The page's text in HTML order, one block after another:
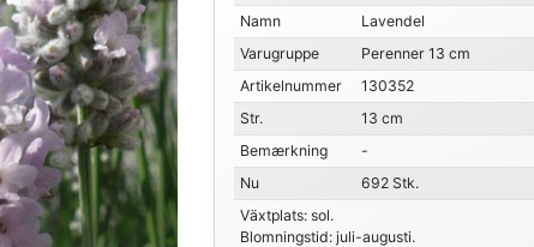
Namn
Lavendel
Varugruppe
Perenner 13 cm
Artikelnummer
130352
Str.
13 cm
Bemærkning
-
Nu
692 Stk.
Växtplats: sol.
Blomningstid: juli-augusti.